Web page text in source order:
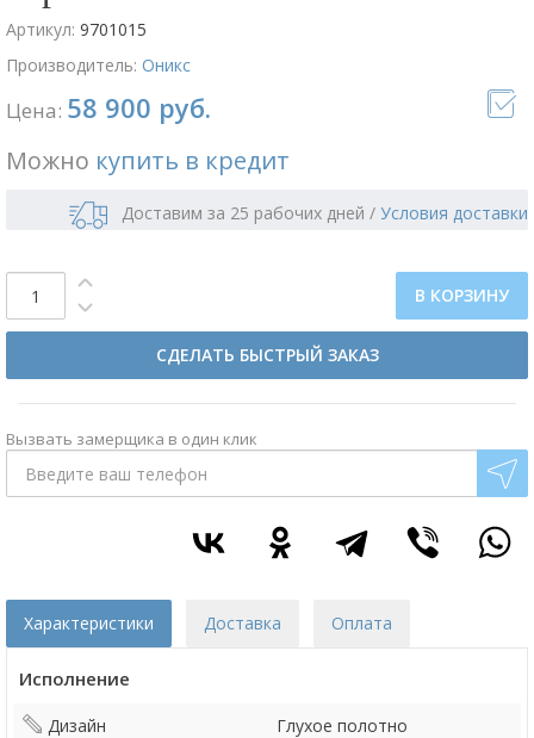
Артикул: 9701015
Производитель: Оникс
Цена: 58 900 руб.
Можно купить в кредит
Доставим за 25 рабочих дней / Условия доставки
В КОРЗИНУ
СДЕЛАТЬ БЫСТРЫЙ ЗАКАЗ
Вызвать замерщика в один клик
Характеристики Доставка Оплата
Исполнение
Дизайн
Глухое полотно